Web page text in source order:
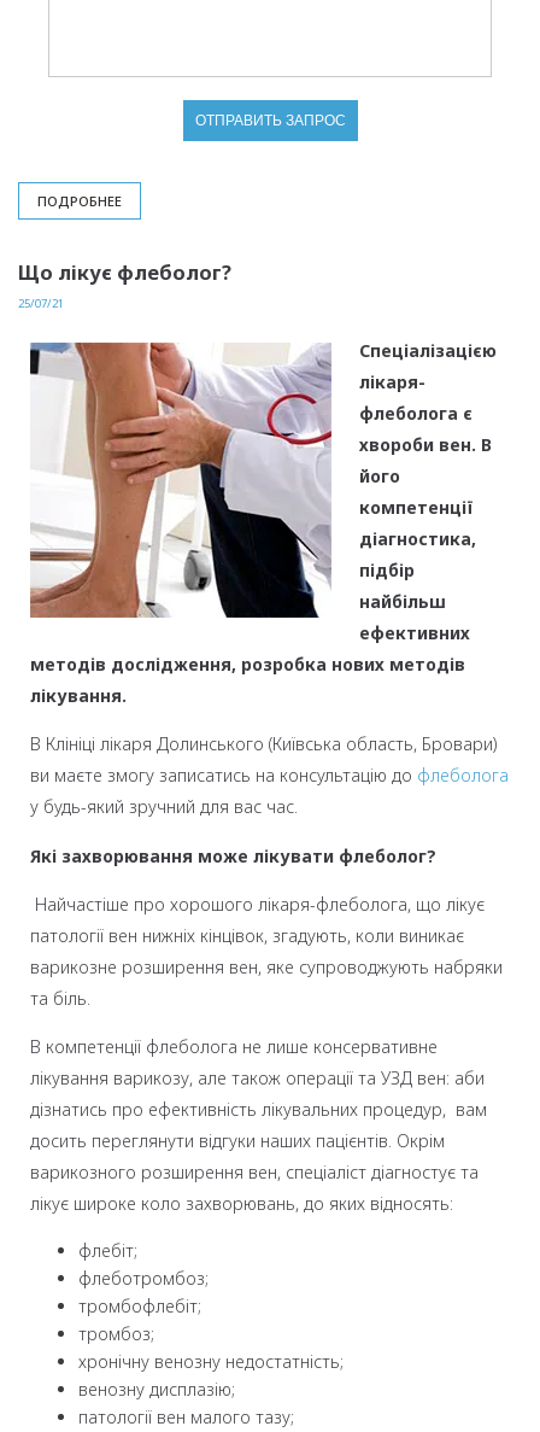
ПОДРОБНЕЕ
Що лікує флеболог?
25/07/21
Спеціалізацією
лікаря-
флеболога є
хвороби вен. В
його
компетенції
діагностика,
підбір
найбільш
ефективних
методів дослідження, розробка нових методів
лікування.
В Клініці лікаря Долинського (Київська область, Бровари)
ви маєте змогу записатись на консультацію до флеболога
у будь-який зручний для вас час.
Які захворювання може лікувати флеболог?
Найчастіше про хорошого лікаря-флеболога, що лікує
патології вен нижніх кінцівок, згадують, коли виникає
варикозне розширення вен, яке супроводжують набряки
та біль.
В компетенції флеболога не лише консервативне
лікування варикозу, але також операції та УЗД вен: аби
дізнатись про ефективність лікувальних процедур, вам
досить переглянути відгуки наших пацієнтів. Окрім
варикозного розширення вен, спеціаліст діагностує та
лікує широке коло захворювань, до яких відносять:
флебіт;
флеботромбоз;
тромбофлебіт;
тромбоз;
хронічну венозну недостатність;
венозну дисплазію;
патології вен малого тазу;